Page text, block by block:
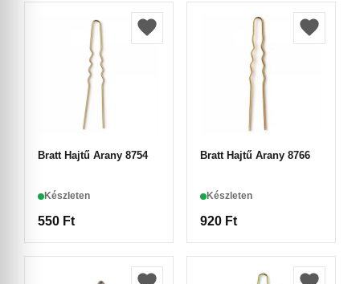
Bratt Hajtű Arany 8754
Készleten
550 Ft
Bratt Hajtű Arany 8766
Készleten
920 Ft